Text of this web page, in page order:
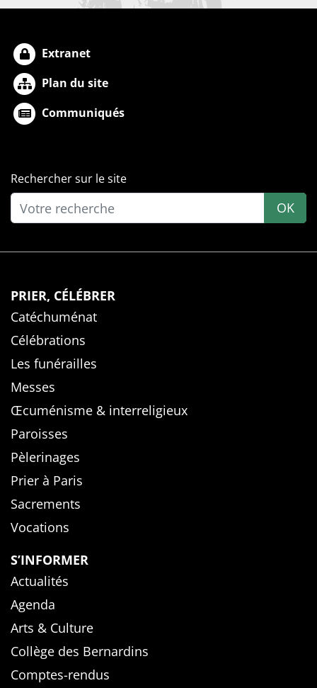
Extranet
Plan du site
Communiqués
Rechercher sur le site
OK
PRIER, CÉLÉBRER
Catéchuménat
Célébrations
Les funérailles
Messes
Œcuménisme & interreligieux
Paroisses
Pèlerinages
Prier à Paris
Sacrements
Vocations
S’INFORMER
Actualités
Agenda
Arts & Culture
Collège des Bernardins
Comptes-rendus